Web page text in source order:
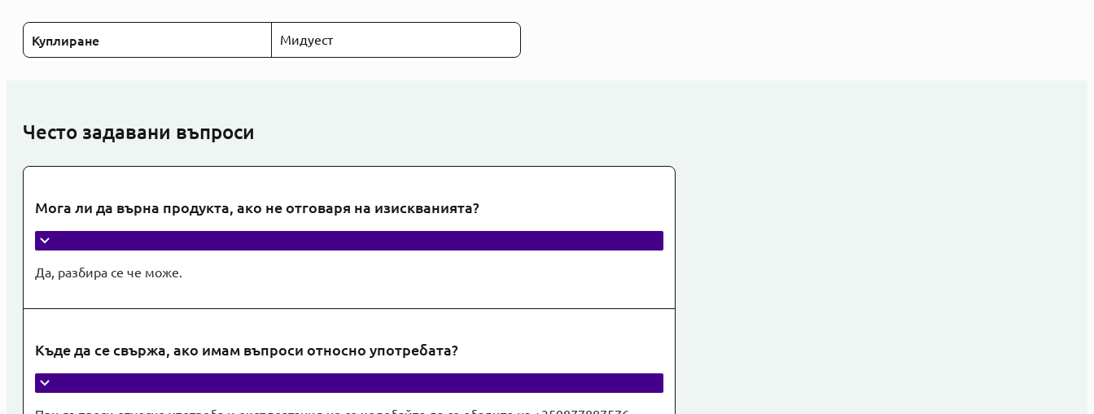
Куплиране Мидуест
Често задавани въпроси
Мога ли да върна продукта, ако не отговаря на изискванията?
Да, разбира се че може.
Къде да се свържа, ако имам въпроси относно употребата?